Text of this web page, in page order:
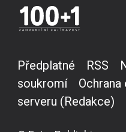
Předplatné RSS
soukromí
serveru (Redakce)